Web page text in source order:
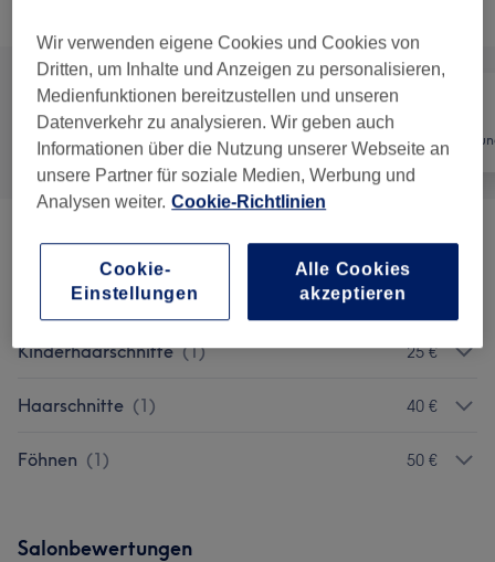
Alle
Herrenhaarschnitte (6) ab 5 €
Bartpflege (3) ab 25 €
Kinderhaarschnitte (1) 25 €
Haarschnitte (1) 40 €
Föhnen (1) 50 €
Salonbewertungen
Wir verwenden eigene Cookies und Cookies von
Dritten, um Inhalte und Anzeigen zu personalisieren,
Medienfunktionen bereitzustellen und unseren
Datenverkehr zu analysieren. Wir geben auch
Informationen über die Nutzung unserer Webseite an
unsere Partner für soziale Medien, Werbung und
Analysen weiter. Cookie-Richtlinien
Cookie-
Einstellungen
Alle Cookies
akzeptieren